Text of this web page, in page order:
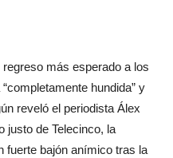
más esperado a los
hundida” y
reveló el periodista Álex
justo de Telecinco, la
fuerte bajón anímico tras la